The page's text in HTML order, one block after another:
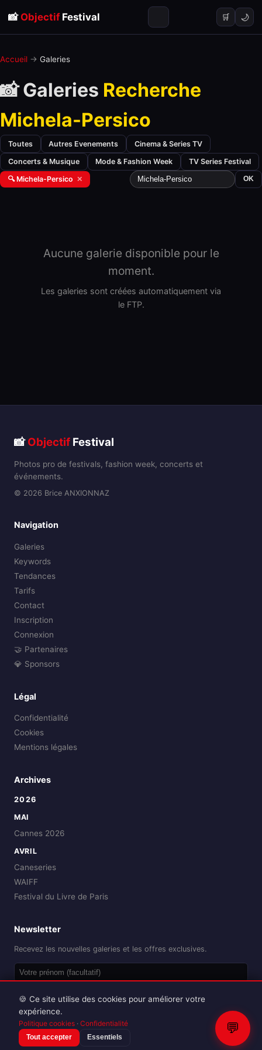
📸 ObjectifFestival 🛒 🌙
Accueil → Galeries
📸 Galeries Recherche
Michela-Persico
Toutes Autres Evenements Cinema & Series TV
Concerts & Musique Mode & Fashion Week TV Series Festival
🔍 Michela-Persico ✕ OK
Aucune galerie disponible pour le
moment.
Les galeries sont créées automatiquement via
le FTP.
📸Objectif Festival
Photos pro de festivals, fashion week, concerts et
événements.
© 2026 Brice ANXIONNAZ
Navigation
Galeries
Keywords
Tendances
Tarifs
Contact
Inscription
Connexion
🤝 Partenaires
💎 Sponsors
Légal
Confidentialité
Cookies
Mentions légales
Archives
2026
MAI
Cannes 2026
AVRIL
Caneseries
WAIFF
Festival du Livre de Paris
Newsletter
Recevez les nouvelles galeries et les offres exclusives.
Reproduction interdite sans autorisation.
💬
🍪 Ce site utilise des cookies pour améliorer votre
expérience.
Politique cookies · Confidentialité
Tout accepter Essentiels